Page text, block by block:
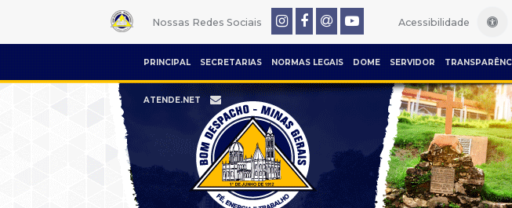
Nossas Redes Sociais Acessibilidade
PRINCIPAL SECRETARIAS NORMAS LEGAIS DOME SERVIDOR
ATENDE.NET